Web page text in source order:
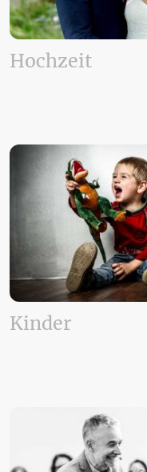
Hochzeit
Kinder